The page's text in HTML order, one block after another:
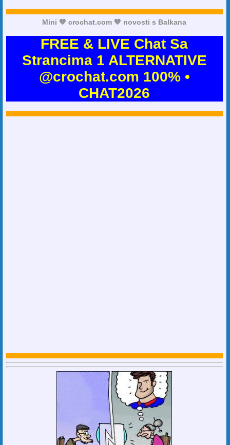
Mini 💙 crochat.com 💙 novosti s Balkana
FREE & LIVE Chat Sa
Strancima 1 ALTERNATIVE
@crochat.com 100% •
CHAT2026